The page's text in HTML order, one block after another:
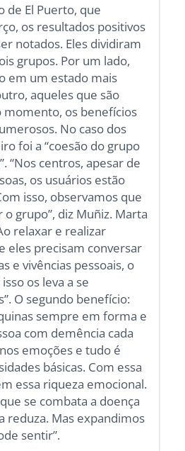
de El Puerto, que
os resultados positivos
notados. Eles dividiram
grupos. Por um lado,
em um estado mais
aqueles que são
momento, os benefícios
No caso dos
foi a “coesão do grupo
“Nos centros, apesar de
os usuários estão
isso, observamos que
grupo”, diz Muñiz. Marta
relaxar e realizar
eles precisam conversar
e vivências pessoais, o
os leva a se
O segundo benefício:
sempre em forma e
com demência cada
emoções e tudo é
básicas. Com essa
essa riqueza emocional.
se combata a doença
reduza. Mas expandimos
sentir”.